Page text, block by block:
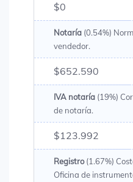
$0
Notaría (0.54%)
vendedor.
$652.590
IVA notaría (19%)
de notaría.
$123.992
Registro(1.67%)
Oficina de